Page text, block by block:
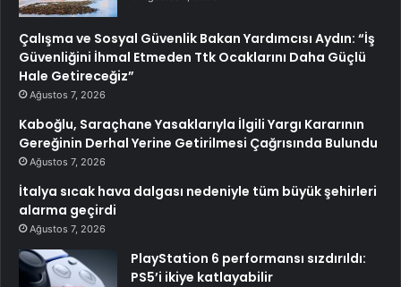
Çalışma ve Sosyal Güvenlik Bakan Yardımcısı Aydın: “İş
Güvenliğini İhmal Etmeden Ttk Ocaklarını Daha Güçlü
Hale Getireceğiz”
Ağustos 7, 2026
Kaboğlu, Saraçhane Yasaklarıyla İlgili Yargı Kararının
Gereğinin Derhal Yerine Getirilmesi Çağrısında Bulundu
Ağustos 7, 2026
İtalya sıcak hava dalgası nedeniyle tüm büyük şehirleri
alarma geçirdi
Ağustos 7, 2026
PlayStation 6 performansı sızdırıldı:
PS5’i ikiye katlayabilir